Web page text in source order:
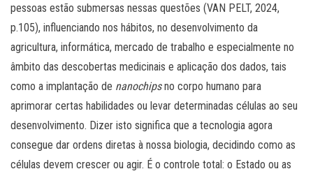
pessoas estão submersas nessas questões (VAN PELT, 2024,
p.105), influenciando nos hábitos, no desenvolvimento da
agricultura, informática, mercado de trabalho e especialmente no
âmbito das descobertas medicinais e aplicação dos dados, tais
como a implantação de nanochipsno corpo humano para
aprimorar certas habilidades ou levar determinadas células ao seu
desenvolvimento. Dizer isto significa que a tecnologia agora
consegue dar ordens diretas à nossa biologia, decidindo como as
células devem crescer ou agir. É o controle total: o Estado ou as